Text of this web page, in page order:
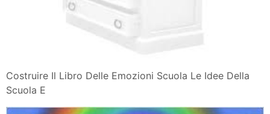
Costruire Il Libro Delle Emozioni Scuola Le Idee Della
Scuola E